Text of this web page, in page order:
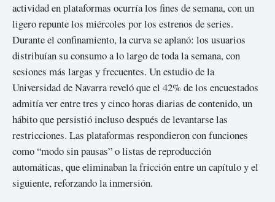
actividad en plataformas ocurría los fines de semana, con un
ligero repunte los miércoles por los estrenos de series.
Durante el confinamiento, la curva se aplanó: los usuarios
distribuían su consumo a lo largo de toda la semana, con
sesiones más largas y frecuentes. Un estudio de la
Universidad de Navarra reveló que el 42% de los encuestados
admitía ver entre tres y cinco horas diarias de contenido, un
hábito que persistió incluso después de levantarse las
restricciones. Las plataformas respondieron con funciones
como “modo sin pausas” o listas de reproducción
automáticas, que eliminaban la fricción entre un capítulo y el
siguiente, reforzando la inmersión.